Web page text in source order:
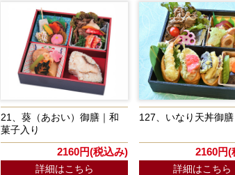
21、葵（あおい）御膳｜和
菓子入り
2160円(税込み)
詳細はこちら
127、いなり天丼御膳
2160円(
詳細はこちら